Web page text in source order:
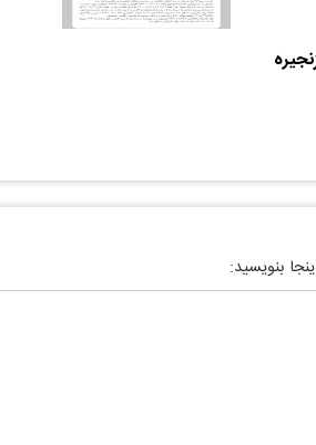
بنویسید: